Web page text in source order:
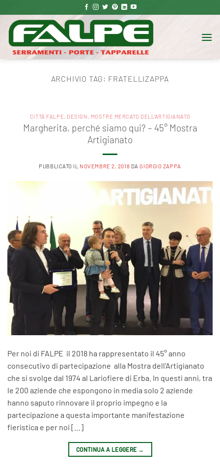
ai
contenuti
ARCHIVIO TAG: FRATELLIZAPPA
CITTÀ FALPE, DESIGN , MOSTRE MERCATO DELL'ARTIGIANATO
Margherita, perché siamo qui? – 45° Mostra
Artigianato
PUBBLICATO IL NOVEMBRE 2, 2018 DAGIORGIO ZAPPA
Per noi di FALPE il 2018 ha rappresentato il 45° anno
consecutivo di partecipazione alla Mostra dell’Artigianato
che si svolge dal 1974 al Lariofiere di Erba. In questi anni, tra
le 200 aziende che espongono in media solo 2 aziende
hanno saputo rinnovare il proprio impegno e la
partecipazione a questa importante manifestazione
fieristica e per noi […]
CONTINUA A LEGGERE →